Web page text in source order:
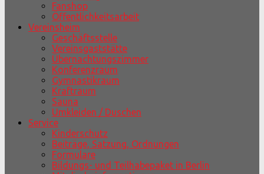
Fanshop
Öffentlichkeitsarbeit
Vereinsheim
Geschäftsstelle
Vereinsgaststätte
Übernachtungszimmer
Konferenzraum
Gymnastikraum
Kraftraum
Sauna
Umkleiden / Duschen
Service
Kinderschutz
Beiträge, Satzung, Ordnungen
Formulare
Bildungs- und Teilhabepaket in Berlin